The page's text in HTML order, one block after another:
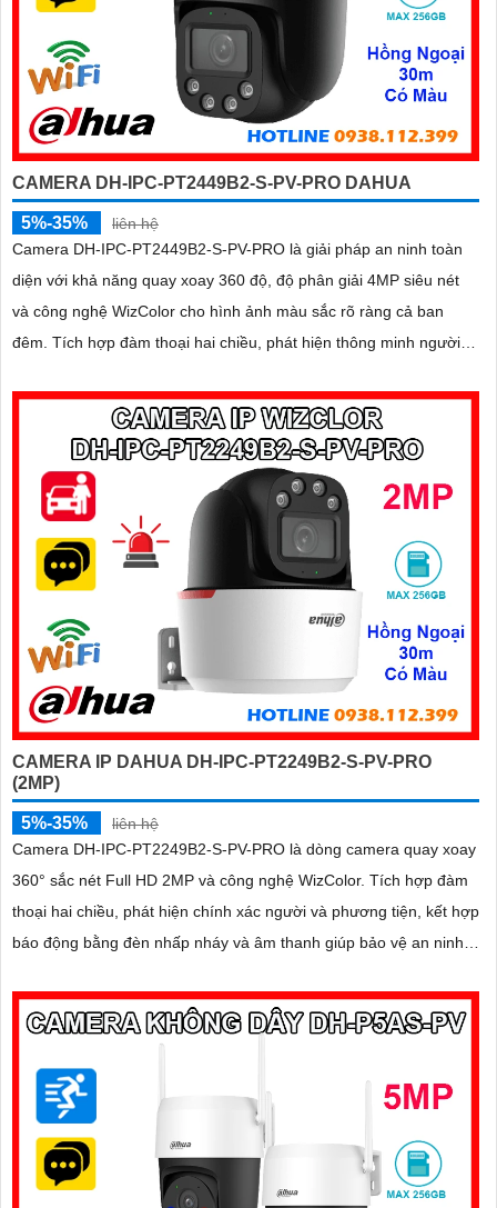
CAMERA DH-IPC-PT2449B2-S-PV-PRO DAHUA
5%-35%
liên hệ
Camera DH-IPC-PT2449B2-S-PV-PRO là giải pháp an ninh toàn
diện với khả năng quay xoay 360 độ, độ phân giải 4MP siêu nét
và công nghệ WizColor cho hình ảnh màu sắc rõ ràng cả ban
đêm. Tích hợp đàm thoại hai chiều, phát hiện thông minh người
256GB
CAMERA IP DAHUA DH-IPC-PT2249B2-S-PV-PRO
(2MP)
5%-35%
liên hệ
Camera DH-IPC-PT2249B2-S-PV-PRO là dòng camera quay xoay
360° sắc nét Full HD 2MP và công nghệ WizColor. Tích hợp đàm
thoại hai chiều, phát hiện chính xác người và phương tiện, kết hợp
báo động bằng đèn nhấp nháy và âm thanh giúp bảo vệ an ninh